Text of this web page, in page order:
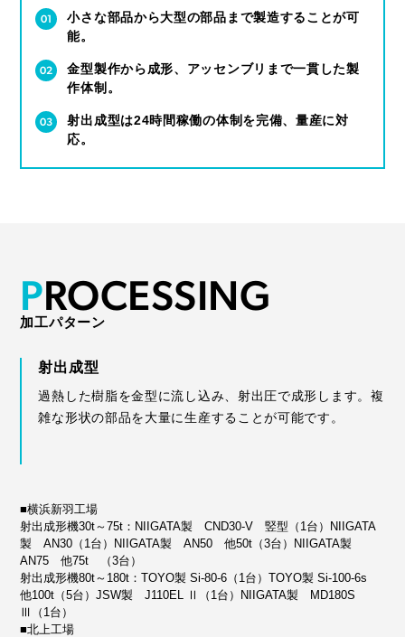
小さな部品から大型の部品まで製造することが可
能。
金型製作から成形、アッセンブリまで一貫した製
作体制。
射出成型は24時間稼働の体制を完備、量産に対
応。
PROCESSING
加工パターン
射出成型
過熱した樹脂を金型に流し込み、射出圧で成形します。複
雑な形状の部品を大量に生産することが可能です。
■横浜新羽工場
射出成形機30t～75t：NIIGATA製 CND30-V 竪型（1台）NIIGATA
製 AN30（1台）NIIGATA製 AN50 他50t（3台）NIIGATA製
AN75 他75t （3台）
射出成形機80t～180t：TOYO製 Si-80-6（1台）TOYO製 Si-100-6s
他100t（5台）JSW製 J110EL Ⅱ（1台）NIIGATA製 MD180S
Ⅲ（1台）
■北上工場